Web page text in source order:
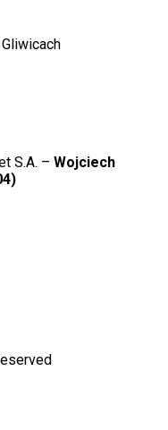
S.A. – Wojciech